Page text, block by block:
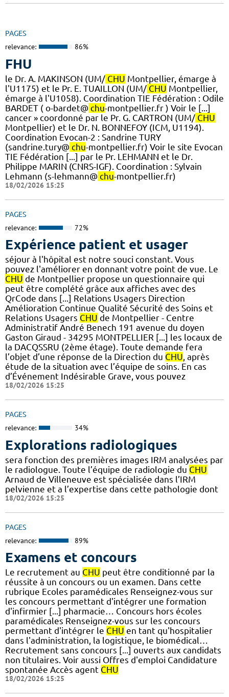
PAGES
relevance: 86%
FHU
le Dr. A. MAKINSON (UM/ CHU Montpellier, émarge à
l'U1175) et le Pr. E. TUAILLON (UM/ CHU Montpellier,
émarge à l'U1058). ​Coordination TIE Fédération : Odile
BARDET ( o-bardet@ chu-montpellier.fr ) Voir le [...]
cancer » coordonné par le Pr. G. CARTRON (UM/ CHU
Montpellier) et le Dr. N. BONNEFOY (ICM, U1194).
Coordination Evocan-2 : Sandrine TURY
(sandrine.tury@ chu-montpellier.fr) Voir le site Evocan
TIE Fédération [...] par le Pr. LEHMANN et le Dr.
Philippe MARIN (CNRS-IGF). ​Coordination : Sylvain
Lehmann (s-lehmann@ chu-montpellier.fr)
18/02/2026 15:25
PAGES
relevance: 72%
Expérience patient et usager
séjour à l'hôpital est notre souci constant. Vous
pouvez l'améliorer en donnant votre point de vue. Le
CHU de Montpellier propose un questionnaire qui
peut être complété grâce aux affiches avec des
QrCode dans [...] Relations Usagers Direction
Amélioration Continue Qualité Sécurité des Soins et
Relations Usagers CHU de Montpellier - Centre
Administratif André Benech 191 avenue du doyen
Gaston Giraud - 34295 MONTPELLIER [...] les locaux de
la DACQSSRU (2ème étage). Toute demande fera
l’objet d’une réponse de la Direction du CHU, après
étude de la situation avec l’équipe de soins. En cas
d’Événement Indésirable Grave, vous pouvez
18/02/2026 15:25
PAGES
relevance: 34%
Explorations radiologiques
sera fonction des premières images IRM analysées par
le radiologue. Toute l’équipe de radiologie du CHU
Arnaud de Villeneuve est spécialisée dans l’IRM
pelvienne et a l’expertise dans cette pathologie dont
18/02/2026 15:25
PAGES
relevance: 89%
Examens et concours
Le recrutement au CHU peut être conditionné par la
réussite à un concours ou un examen. Dans cette
rubrique Ecoles paramédicales Renseignez-vous sur
les concours permettant d'intégrer une formation
d'infirmier [...] pharmacie… Concours hors écoles
paramédicales Renseignez-vous sur les concours
permettant d'intégrer le CHU en tant qu'hospitalier
dans l'administration, la logistique, le biomédical…
Recrutement sans concours [...] ouverts aux candidats
non titulaires. Voir aussi Offres d'emploi Candidature
spontanée Accès agent CHU
18/02/2026 15:25